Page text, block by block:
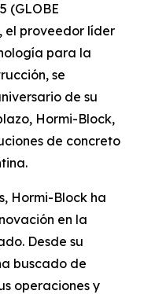
(GLOBE
, el proveedor líder
para la
se
de su
Hormi-Block,
de concreto
Hormi-Block ha
en la
Desde su
buscado de
operaciones y